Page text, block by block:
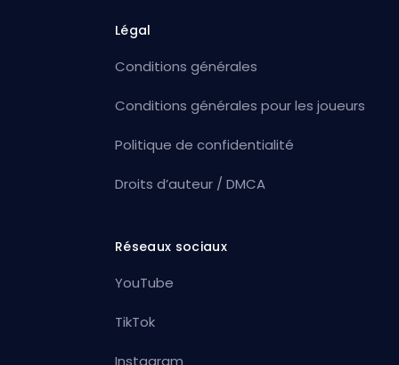
Légal
Conditions générales
Conditions générales pour les joueurs
Politique de confidentialité
Droits d’auteur / DMCA
Réseaux sociaux
YouTube
TikTok